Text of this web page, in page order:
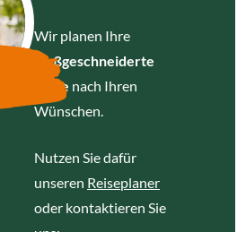
Wir planen Ihre
maßgeschneiderte
Reise nach Ihren
Wünschen.
Nutzen Sie dafür
unseren Reiseplaner
oder kontaktieren Sie